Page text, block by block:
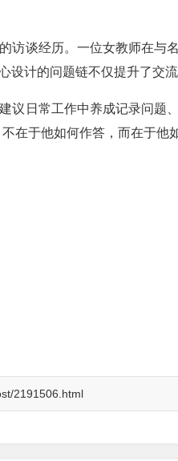
访谈经历。一位女教师在与
设计的问题链不仅提升了交
议日常工作中养成记录问题
在于他如何作答，而在于他
2191506.html